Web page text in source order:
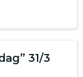
31/3